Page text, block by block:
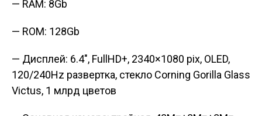
— RAM: 8Gb
— ROM: 128Gb
— Дисплей: 6.4″, FullHD+, 2340×1080 pix, OLED,
120/240Hz развертка, стекло Corning Gorilla Glass
Victus, 1 млрд цветов